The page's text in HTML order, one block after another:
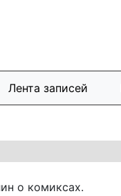
Лента записей
о комиксах.